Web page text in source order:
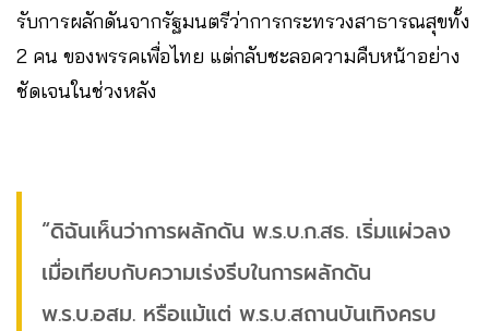
รับการผลักดันจากรัฐมนตรีว่าการกระทรวงสาธารณสุขทั้ง
2 คน ของพรรคเพื่อไทย แต่กลับชะลอความคืบหน้าอย่าง
ชัดเจนในช่วงหลัง
“ดิฉันเห็นว่าการผลักดัน พ.ร.บ.ก.สธ. เริ่มแผ่วลง
เมื่อเทียบกับความเร่งรีบในการผลักดัน
พ.ร.บ.อสม. หรือแม้แต่ พ.ร.บ.สถานบันเทิงครบ